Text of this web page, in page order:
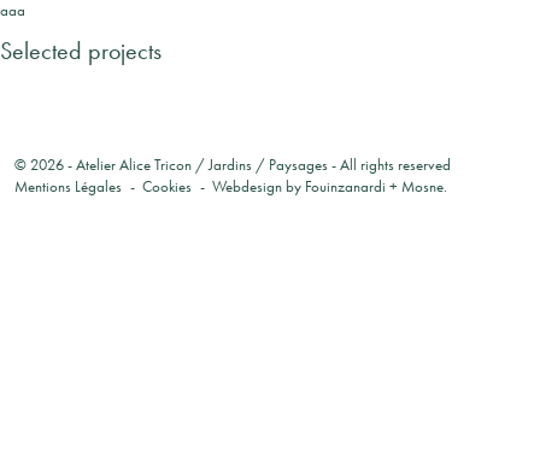
aaa
Selected projects
© 2026 -Atelier Alice Tricon / Jardins / Paysages- All rights reserved
Mentions Légales
Cookies Webdesign by Fouinzanardi + Mosne.